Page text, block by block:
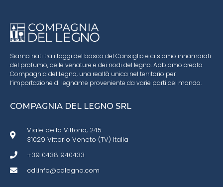
Siamo nati tra i faggi del bosco del Cansiglio e ci siamo innamorati
del profumo, delle venature e dei nodi del legno. Abbiamo creato
Compagnia del Legno, una realtà unica nel territorio per
l’importazione di legname proveniente da varie parti del mondo.
COMPAGNIA DEL LEGNO SRL
Viale della Vittoria, 245
31029 Vittorio Veneto (TV) Italia
+39 0438 940433
cdl.info@cdlegno.com